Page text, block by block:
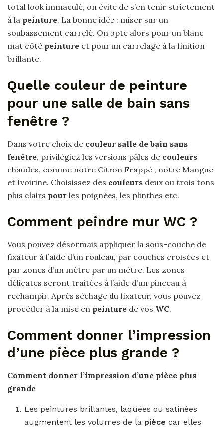
total look immaculé, on évite de s’en tenir strictement
à la peinture. La bonne idée : miser sur un
soubassement carrelé. On opte alors pour un blanc
mat côté peinture et pour un carrelage à la finition
brillante.
Quelle couleur de peinture
pour une salle de bain sans
fenêtre ?
Dans votre choix de couleur salle de bain sans
fenêtre, privilégiez les versions pâles de couleurs
chaudes, comme notre Citron Frappé , notre Mangue
et Ivoirine. Choisissez des couleurs deux ou trois tons
plus clairs pour les poignées, les plinthes etc.
Comment peindre mur WC ?
Vous pouvez désormais appliquer la sous-couche de
fixateur à l’aide d’un rouleau, par couches croisées et
par zones d’un mètre par un mètre. Les zones
délicates seront traitées à l’aide d’un pinceau à
rechampir. Après séchage du fixateur, vous pouvez
procéder à la mise en peinture de vos WC.
Comment donner l’impression
d’une pièce plus grande ?
Comment donner l’impression d’une pièce plus
grande
Les peintures brillantes, laquées ou satinées
augmentent les volumes de la piècecar elles